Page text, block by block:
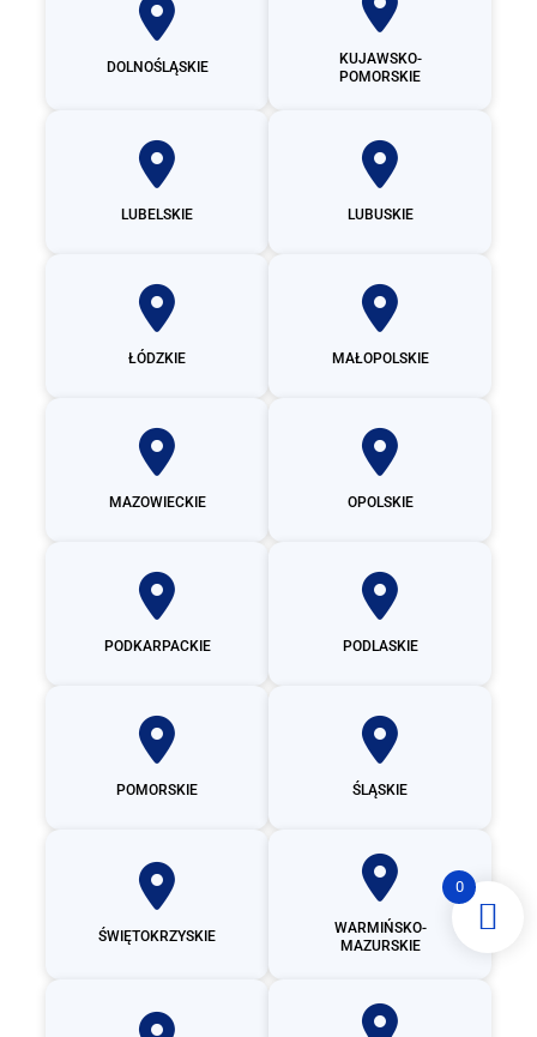
DOLNOŚLĄSKIE
KUJAWSKO-
POMORSKIE
LUBELSKIE LUBUSKIE
ŁÓDZKIE MAŁOPOLSKIE
MAZOWIECKIE OPOLSKIE
PODKARPACKIE PODLASKIE
POMORSKIE ŚLĄSKIE
ŚWIĘTOKRZYSKIE
WARMIŃSKO-
MAZURSKIE
0